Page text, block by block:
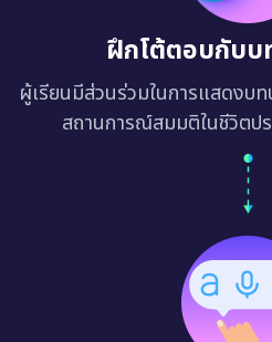
ฝึกโต้ตอบกับ
ผู้เรียนมีส่วนร่วมในการแสดงบ
สถานการณ์สมมติในชีวิตปร